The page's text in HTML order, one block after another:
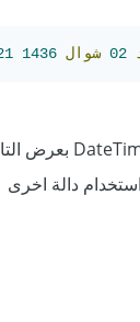
02 شوال 1436
21
بعرض
دالة اخرى